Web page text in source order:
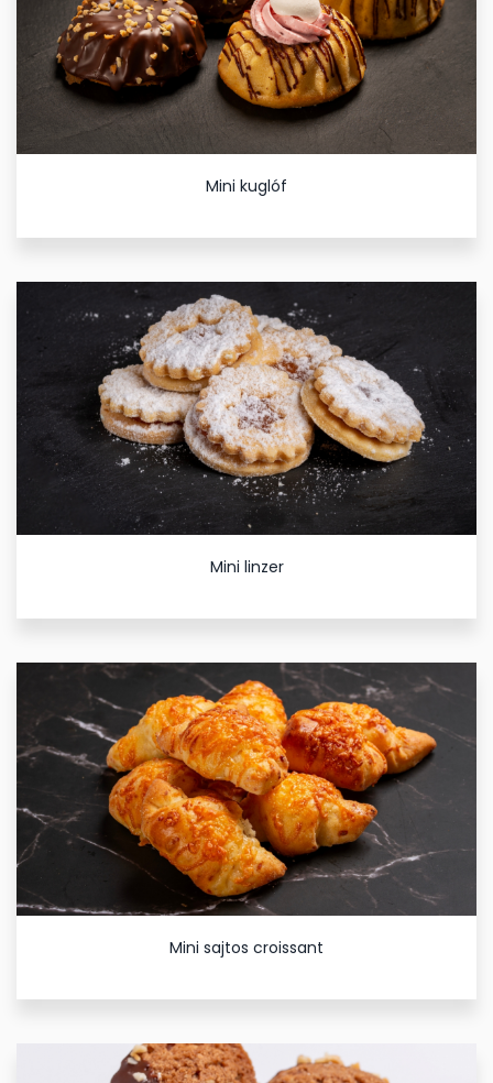
Mini kuglóf
Mini linzer
Mini sajtos croissant